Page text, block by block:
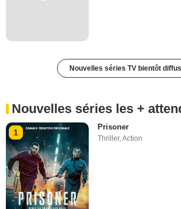
Nouvelles séries TV bientôt
Nouvelles séries les +
1
Prisoner
Thriller,Action